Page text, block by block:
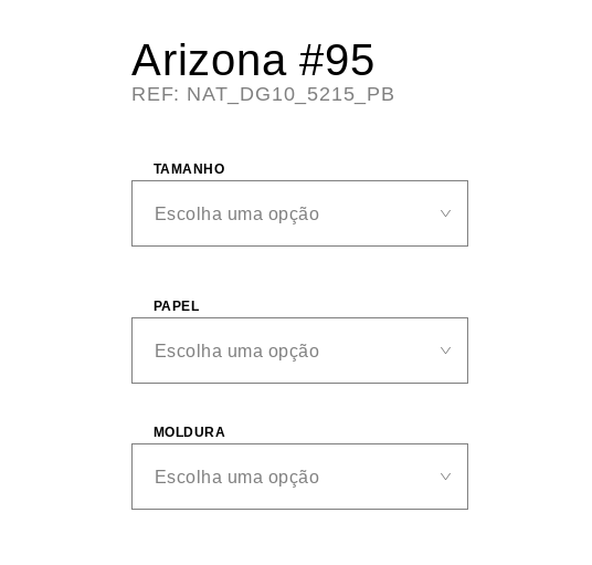
Arizona #95
REF: NAT_DG10_5215_PB
TAMANHO
PAPEL
MOLDURA